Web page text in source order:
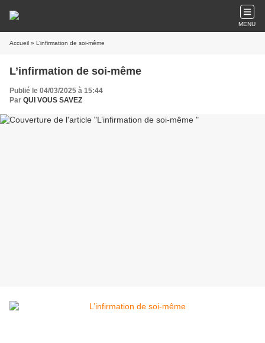
MENU
Accueil » L’infirmation de soi-même
L’infirmation de soi-même
Publié le 04/03/2025 à 15:44
Par QUI VOUS SAVEZ